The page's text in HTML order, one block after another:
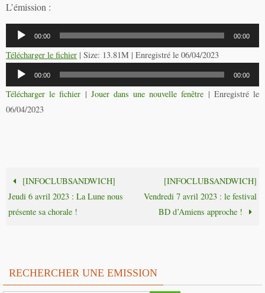
L’émission :
Lecteur
audio
00:00 00:00
Télécharger le fichier | Size: 13.81M | Enregistré le 06/04/2023
Lecteur
audio
00:00 00:00
Télécharger le fichier | Jouer dans une nouvelle fenêtre | Enregistré le
06/04/2023
[INFOCLUBSANDWICH]
Jeudi 6 avril 2023 : La Lune nous
présente sa chorale !
[INFOCLUBSANDWICH]
Vendredi 7 avril 2023 : le festival
BD d’Amiens approche !
RECHERCHER UNE EMISSION